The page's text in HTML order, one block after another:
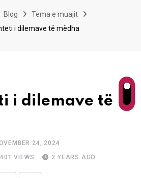
Blog
Tema e muajit
i dilemave të mëdha
i dilemave të
24, 2024
401 VIEWS 2 YEARS AGO